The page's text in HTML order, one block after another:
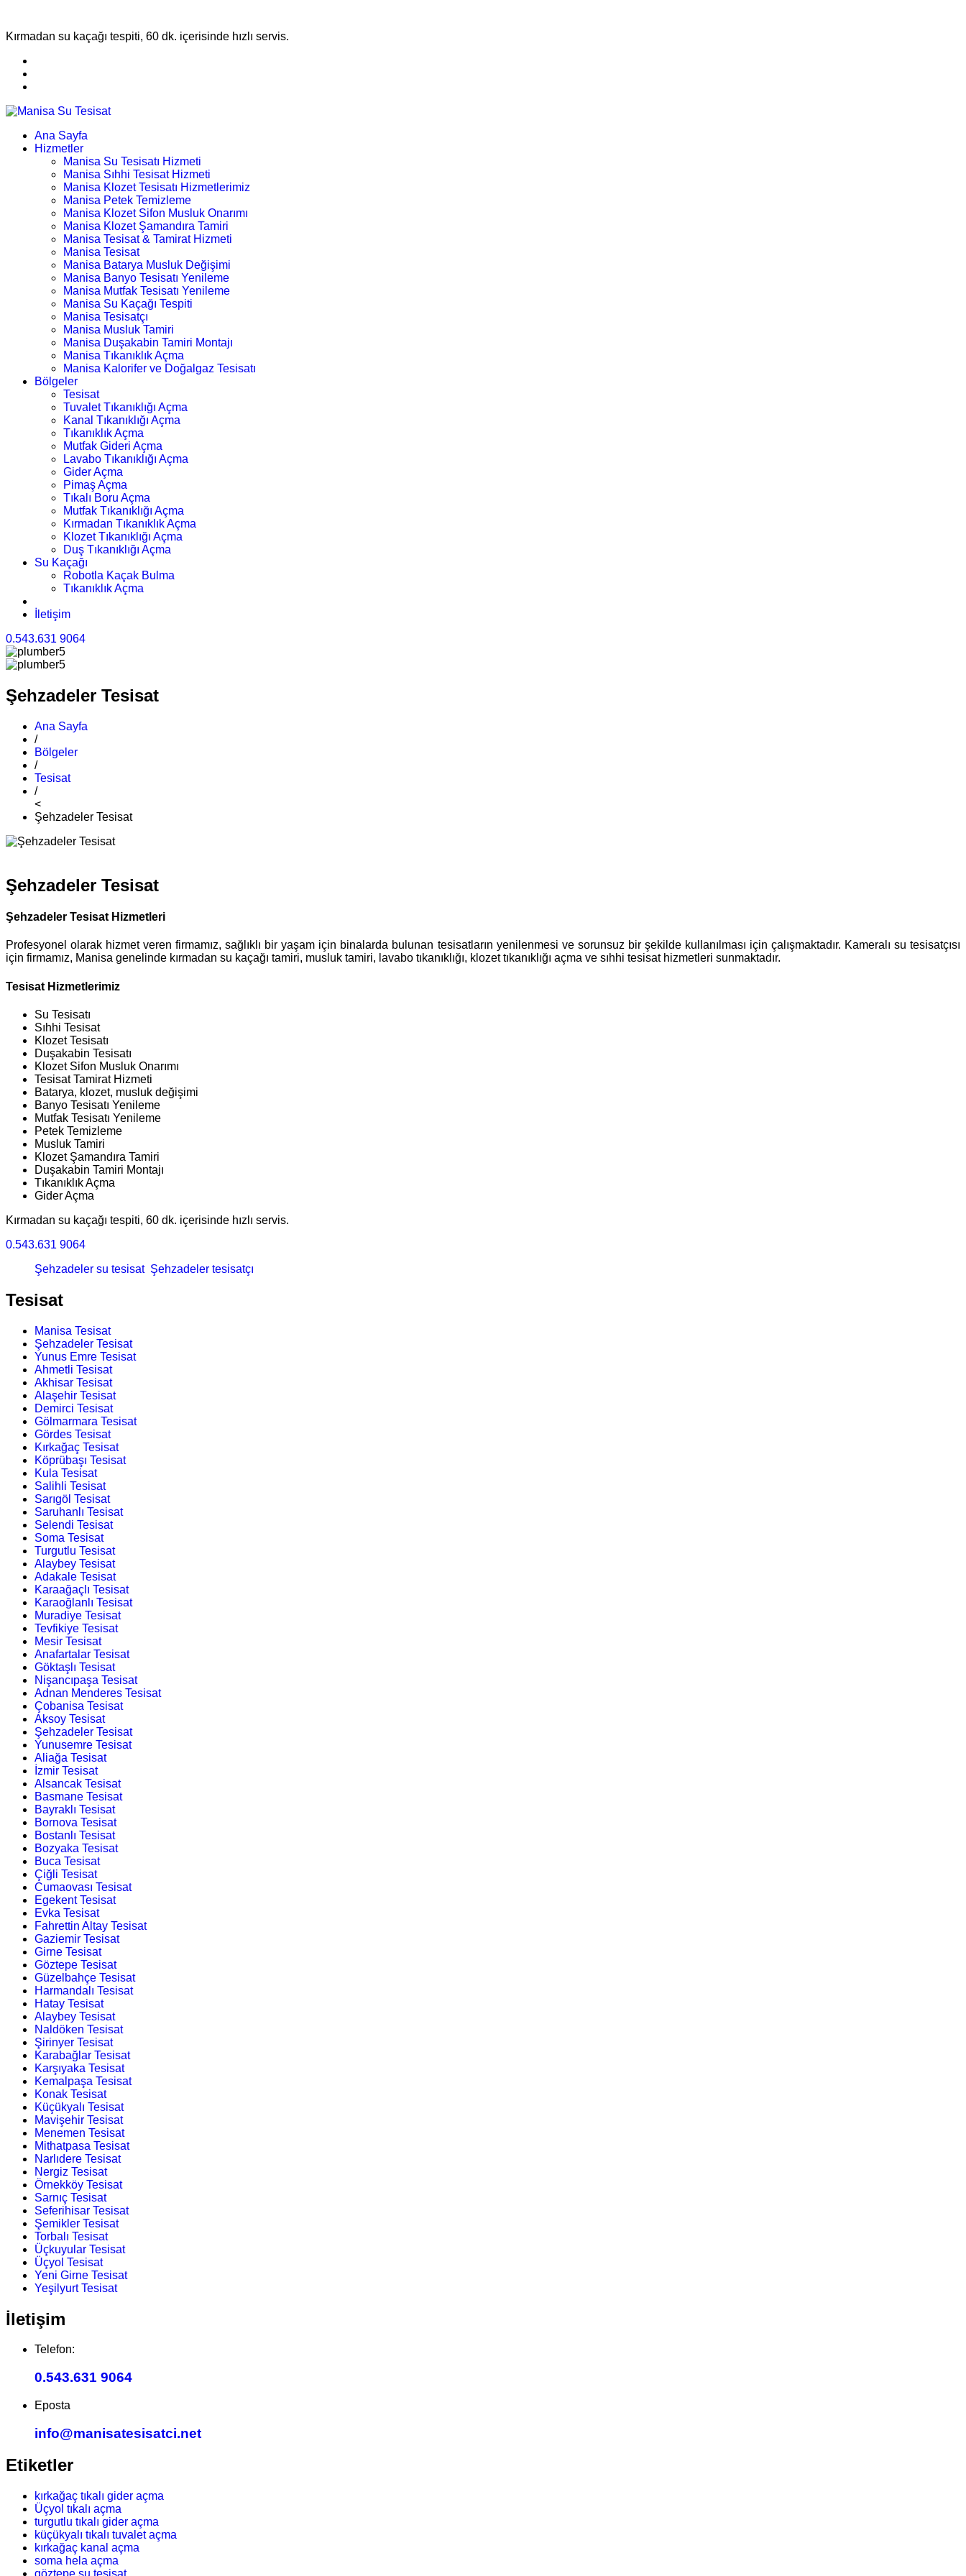
Kırmadan su kaçağı tespiti, 60 dk. içerisinde hızlı servis.
Ana Sayfa
Hizmetler
Manisa Su Tesisatı Hizmeti
Manisa Sıhhi Tesisat Hizmeti
Manisa Klozet Tesisatı Hizmetlerimiz
Manisa Petek Temizleme
Manisa Klozet Sifon Musluk Onarımı
Manisa Klozet Şamandıra Tamiri
Manisa Tesisat & Tamirat Hizmeti
Manisa Tesisat
Manisa Batarya Musluk Değişimi
Manisa Banyo Tesisatı Yenileme
Manisa Mutfak Tesisatı Yenileme
Manisa Su Kaçağı Tespiti
Manisa Tesisatçı
Manisa Musluk Tamiri
Manisa Duşakabin Tamiri Montajı
Manisa Tıkanıklık Açma
Manisa Kalorifer ve Doğalgaz Tesisatı
Bölgeler
Tesisat
Tuvalet Tıkanıklığı Açma
Kanal Tıkanıklığı Açma
Tıkanıklık Açma
Mutfak Gideri Açma
Lavabo Tıkanıklığı Açma
Gider Açma
Pimaş Açma
Tıkalı Boru Açma
Mutfak Tıkanıklığı Açma
Kırmadan Tıkanıklık Açma
Klozet Tıkanıklığı Açma
Duş Tıkanıklığı Açma
Su Kaçağı
Robotla Kaçak Bulma
Tıkanıklık Açma
İletişim
0.543.631 9064
Şehzadeler Tesisat
Ana Sayfa
/
Bölgeler
/
Tesisat
/
<
Şehzadeler Tesisat
Şehzadeler Tesisat
Şehzadeler Tesisat Hizmetleri
Profesyonel olarak hizmet veren firmamız, sağlıklı bir yaşam için binalarda bulunan tesisatların yenilenmesi ve sorunsuz bir şekilde kullanılması için çalışmaktadır. Kameralı su tesisatçısı
için firmamız, Manisa genelinde kırmadan su kaçağı tamiri, musluk tamiri, lavabo tıkanıklığı, klozet tıkanıklığı açma ve sıhhi tesisat hizmetleri sunmaktadır.
Tesisat Hizmetlerimiz
Su Tesisatı
Sıhhi Tesisat
Klozet Tesisatı
Duşakabin Tesisatı
Klozet Sifon Musluk Onarımı
Tesisat Tamirat Hizmeti
Batarya, klozet, musluk değişimi
Banyo Tesisatı Yenileme
Mutfak Tesisatı Yenileme
Petek Temizleme
Musluk Tamiri
Klozet Şamandıra Tamiri
Duşakabin Tamiri Montajı
Tıkanıklık Açma
Gider Açma
Kırmadan su kaçağı tespiti, 60 dk. içerisinde hızlı servis.
0.543.631 9064
Şehzadeler su tesisat Şehzadeler tesisatçı
Tesisat
Manisa Tesisat
Şehzadeler Tesisat
Yunus Emre Tesisat
Ahmetli Tesisat
Akhisar Tesisat
Alaşehir Tesisat
Demirci Tesisat
Gölmarmara Tesisat
Gördes Tesisat
Kırkağaç Tesisat
Köprübaşı Tesisat
Kula Tesisat
Salihli Tesisat
Sarıgöl Tesisat
Saruhanlı Tesisat
Selendi Tesisat
Soma Tesisat
Turgutlu Tesisat
Alaybey Tesisat
Adakale Tesisat
Karaağaçlı Tesisat
Karaoğlanlı Tesisat
Muradiye Tesisat
Tevfikiye Tesisat
Mesir Tesisat
Anafartalar Tesisat
Göktaşlı Tesisat
Nişancıpaşa Tesisat
Adnan Menderes Tesisat
Çobanisa Tesisat
Aksoy Tesisat
Şehzadeler Tesisat
Yunusemre Tesisat
Aliağa Tesisat
İzmir Tesisat
Alsancak Tesisat
Basmane Tesisat
Bayraklı Tesisat
Bornova Tesisat
Bostanlı Tesisat
Bozyaka Tesisat
Buca Tesisat
Çiğli Tesisat
Cumaovası Tesisat
Egekent Tesisat
Evka Tesisat
Fahrettin Altay Tesisat
Gaziemir Tesisat
Girne Tesisat
Göztepe Tesisat
Güzelbahçe Tesisat
Harmandalı Tesisat
Hatay Tesisat
Alaybey Tesisat
Naldöken Tesisat
Şirinyer Tesisat
Karabağlar Tesisat
Karşıyaka Tesisat
Kemalpaşa Tesisat
Konak Tesisat
Küçükyalı Tesisat
Mavişehir Tesisat
Menemen Tesisat
Mithatpasa Tesisat
Narlıdere Tesisat
Nergiz Tesisat
Örnekköy Tesisat
Sarnıç Tesisat
Seferihisar Tesisat
Şemikler Tesisat
Torbalı Tesisat
Üçkuyular Tesisat
Üçyol Tesisat
Yeni Girne Tesisat
Yeşilyurt Tesisat
İletişim
Telefon:
0.543.631 9064
Eposta
info@manisatesisatci.net
Etiketler
kırkağaç tıkalı gider açma
Üçyol tıkalı açma
turgutlu tıkalı gider açma
küçükyalı tıkalı tuvalet açma
kırkağaç kanal açma
soma hela açma